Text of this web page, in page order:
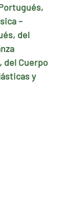
–
del
del Cuerpo
y